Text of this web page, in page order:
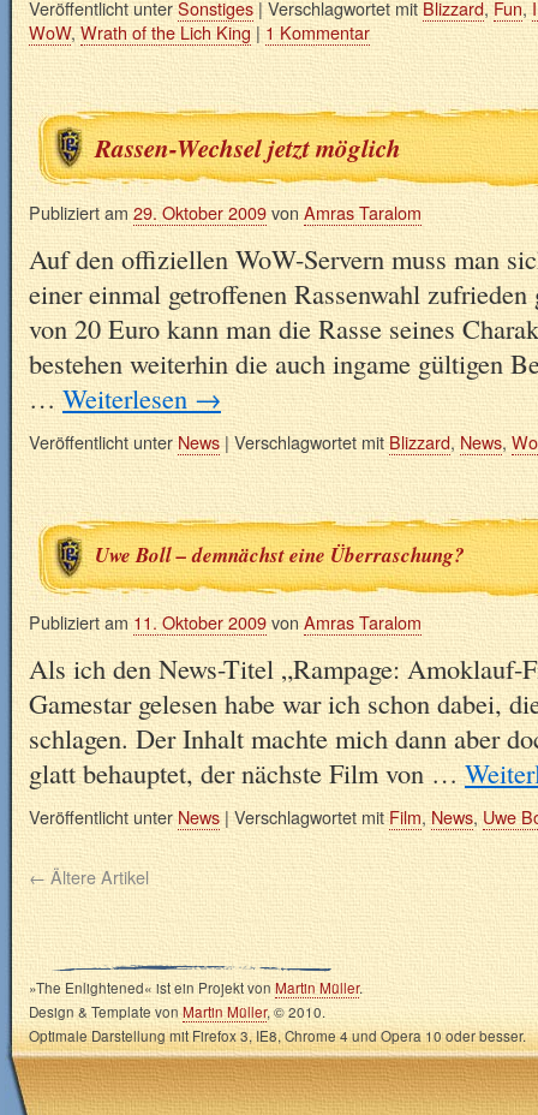
Veröffentlicht unterSonstiges | Verschlagwortet mit Blizzard, Fun,
WoW, Wrath of the Lich King | 1 Kommentar
Rassen-Wechsel jetzt möglich
Publiziert am29. Oktober 2009von Amras Taralom
Auf den offiziellen WoW-Servern muss man
einer einmal getroffenen Rassenwahl zufrieden
von 20 Euro kann man die Rasse seines
bestehen weiterhin die auch ingame gültigen
…Weiterlesen →
Veröffentlicht unter News | Verschlagwortet mit Blizzard, News,
Uwe Boll – demnächst eine Überraschung?
Publiziert am 11. Oktober 2009von Amras Taralom
Als ich den News-Titel „Rampage:
Gamestar gelesen habe war ich schon dabei,
schlagen. Der Inhalt machte mich dann aber
glatt behauptet, der nächste Film von …
Veröffentlicht unter News | Verschlagwortet mit Film,News, Uwe
← Ältere Artikel
»The Enlightened« ist ein Projekt vonMartin Müller.
Design & Template vonMartin Müller, © 2010.
Optimale Darstellung mit Firefox 3, IE8, Chrome 4 und Opera 10 oder besser.